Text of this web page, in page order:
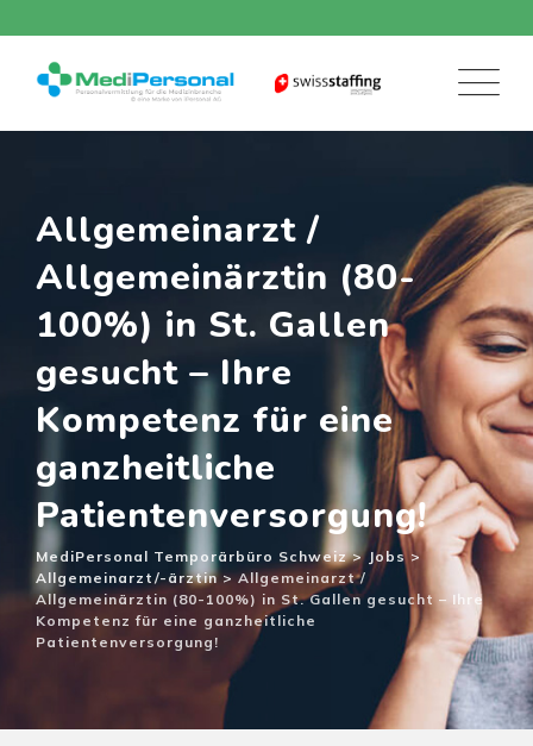
content
Allgemeinarzt /
Allgemeinärztin (80-
100%) in St. Gallen
gesucht – Ihre
Kompetenz für eine
ganzheitliche
Patientenversorgung!
MediPersonal Temporärbüro Schweiz> Jobs >
Allgemeinarzt/-ärztin>Allgemeinarzt /
Allgemeinärztin (80-100%) in St. Gallen gesucht – Ihre
Kompetenz für eine ganzheitliche
Patientenversorgung!